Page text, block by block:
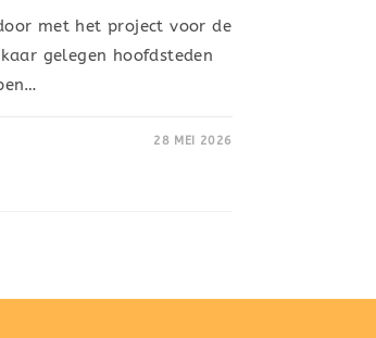
met het project voor de
gelegen hoofdsteden
28 MEI 2026